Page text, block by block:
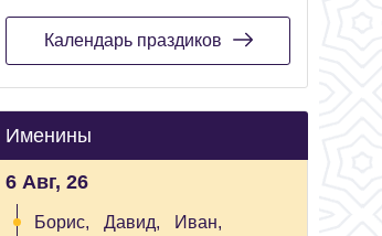
Календарь праздиков
Именины
6 Авг, 26
Борис, Давид,
Иван,